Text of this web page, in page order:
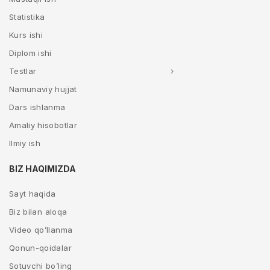
Statistika
Kurs ishi
Diplom ishi
Testlar
Namunaviy hujjat
Dars ishlanma
Amaliy hisobotlar
Ilmiy ish
BIZ HAQIMIZDA
Sayt haqida
Biz bilan aloqa
Video qo’llanma
Qonun-qoidalar
Sotuvchi bo’ling